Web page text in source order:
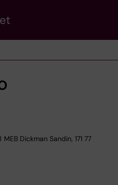
Dickman Sandin, 171 77